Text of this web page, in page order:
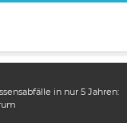
in nur 5 Jahren: